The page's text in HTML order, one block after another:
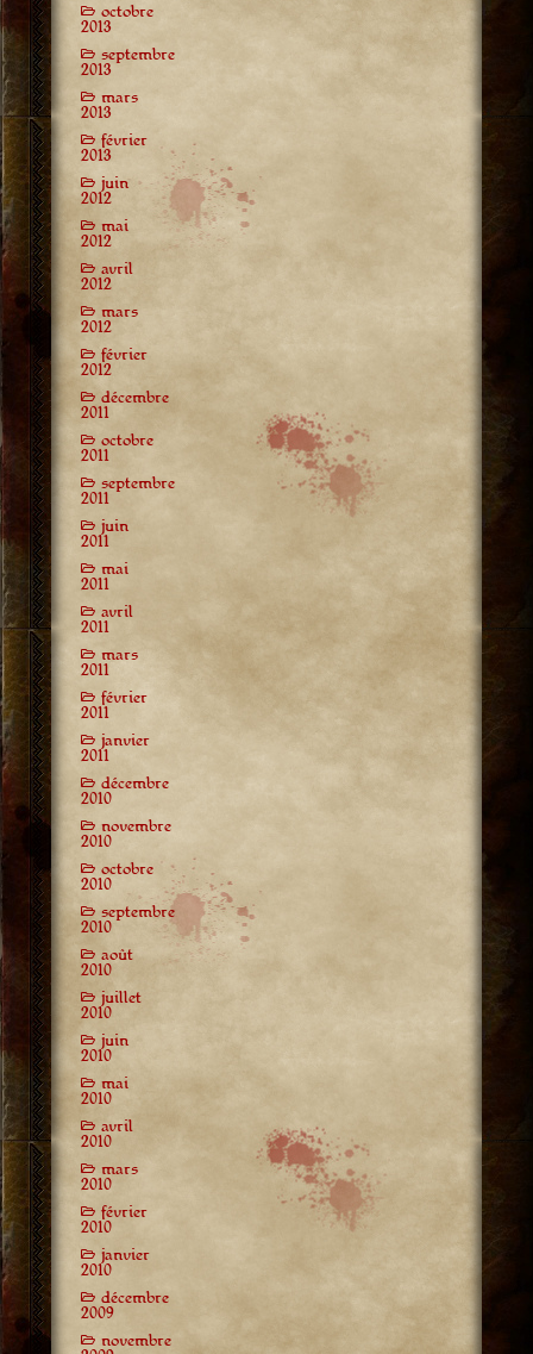
octobre
2013
septembre
2013
mars
2013
février
2013
juin
2012
mai
2012
avril
2012
mars
2012
février
2012
décembre
2011
octobre
2011
septembre
2011
juin
2011
mai
2011
avril
2011
mars
2011
février
2011
janvier
2011
décembre
2010
novembre
2010
octobre
2010
septembre
2010
août
2010
juillet
2010
juin
2010
mai
2010
avril
2010
mars
2010
février
2010
janvier
2010
décembre
2009
novembre